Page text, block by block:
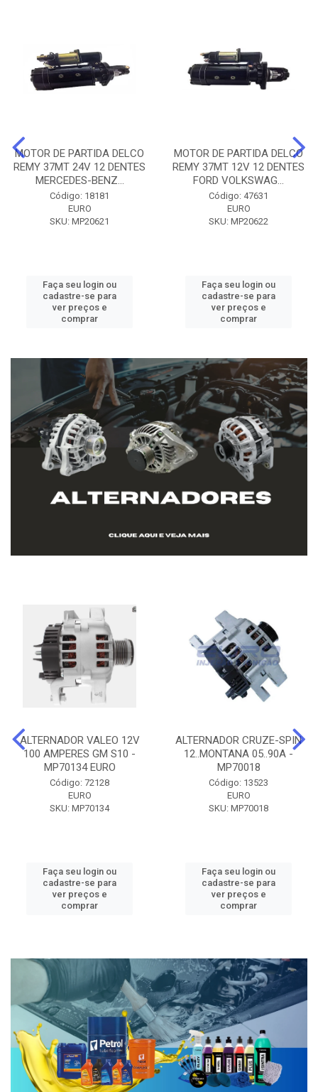
MOTOR DE PARTIDA DELCO
REMY 37MT 24V 12 DENTES
MERCEDES-BENZ...
Código: 18181
EURO
SKU: MP20621
Faça seu login ou
cadastre-se para
ver preços e
comprar
MOTOR DE PARTIDA DELCO
REMY 37MT 12V 12 DENTES
FORD VOLKSWAG...
Código: 47631
EURO
SKU: MP20622
Faça seu login ou
cadastre-se para
ver preços e
comprar
ALTERNADOR VALEO 12V
100 AMPERES GM S10 -
MP70134 EURO
Código: 72128
EURO
SKU: MP70134
Faça seu login ou
cadastre-se para
ver preços e
comprar
ALTERNADOR CRUZE-SPIN
12..MONTANA 05..90A -
MP70018
Código: 13523
EURO
SKU: MP70018
Faça seu login ou
cadastre-se para
ver preços e
comprar